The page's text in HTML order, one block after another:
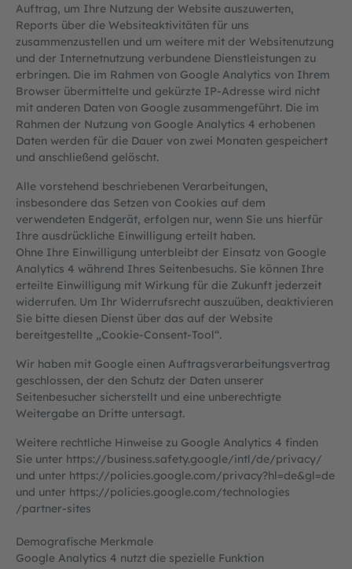
Auftrag, um Ihre Nutzung der Website auszuwerten,
Reports über die Websiteaktivitäten für uns
zusammenzustellen und um weitere mit der Websitenutzung
und der Internetnutzung verbundene Dienstleistungen zu
erbringen. Die im Rahmen von Google Analytics von Ihrem
Browser übermittelte und gekürzte IP-Adresse wird nicht
mit anderen Daten von Google zusammengeführt. Die im
Rahmen der Nutzung von Google Analytics 4 erhobenen
Daten werden für die Dauer von zwei Monaten gespeichert
und anschließend gelöscht.
Alle vorstehend beschriebenen Verarbeitungen,
insbesondere das Setzen von Cookies auf dem
verwendeten Endgerät, erfolgen nur, wenn Sie uns hierfür
Ihre ausdrückliche Einwilligung erteilt haben.
Ohne Ihre Einwilligung unterbleibt der Einsatz von Google
Analytics 4 während Ihres Seitenbesuchs. Sie können Ihre
erteilte Einwilligung mit Wirkung für die Zukunft jederzeit
widerrufen. Um Ihr Widerrufsrecht auszuüben, deaktivieren
Sie bitte diesen Dienst über das auf der Website
bereitgestellte „Cookie-Consent-Tool“.
Wir haben mit Google einen Auftragsverarbeitungsvertrag
geschlossen, der den Schutz der Daten unserer
Seitenbesucher sicherstellt und eine unberechtigte
Weitergabe an Dritte untersagt.
Weitere rechtliche Hinweise zu Google Analytics 4 finden
Sie unter https://business.safety.google/intl/de/privacy/
und unter https://policies.google.com/privacy?hl=de&gl=de
und unter https://policies.google.com/technologies
/partner-sites
Demografische Merkmale
Google Analytics 4 nutzt die spezielle Funktion